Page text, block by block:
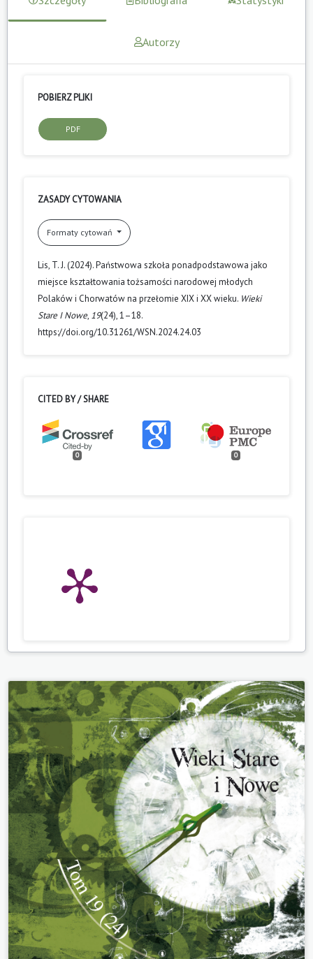
Autorzy
POBIERZ PLIKI
PDF
ZASADY CYTOWANIA
Formaty cytowań
Lis, T. J. (2024). Państwowa szkoła ponadpodstawowa jako
miejsce kształtowania tożsamości narodowej młodych
Polaków i Chorwatów na przełomie XIX i XX wieku. Wieki
Stare I Nowe, 19(24), 1–18.
https://doi.org/10.31261/WSN.2024.24.03
CITED BY / SHARE
0 0